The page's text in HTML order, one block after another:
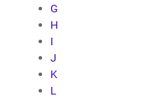
G
H
I
J
K
L